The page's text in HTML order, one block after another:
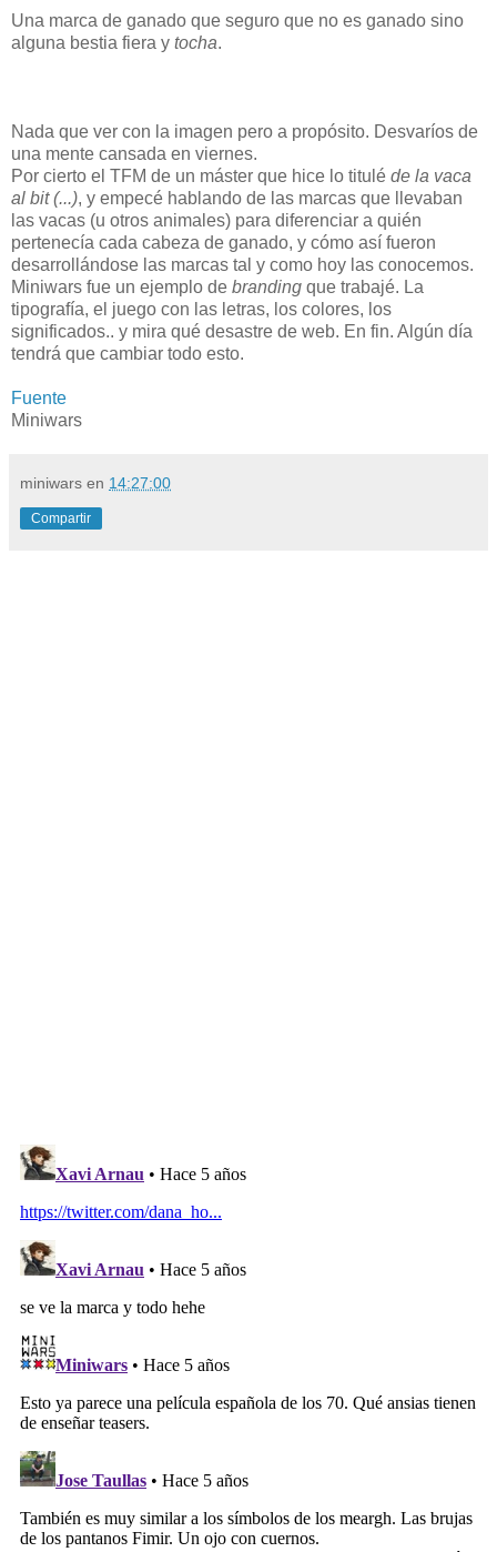
Una marca de ganado que seguro que no es ganado sino
alguna bestia fiera y tocha.
Nada que ver con la imagen pero a propósito. Desvaríos de
una mente cansada en viernes.
Por cierto el TFM de un máster que hice lo titulé de la vaca
al bit (...), y empecé hablando de las marcas que llevaban
las vacas (u otros animales) para diferenciar a quién
pertenecía cada cabeza de ganado, y cómo así fueron
desarrollándose las marcas tal y como hoy las conocemos.
Miniwars fue un ejemplo de branding que trabajé. La
tipografía, el juego con las letras, los colores, los
significados.. y mira qué desastre de web. En fin. Algún día
tendrá que cambiar todo esto.
Fuente
Miniwars
miniwars en 14:27:00
Compartir